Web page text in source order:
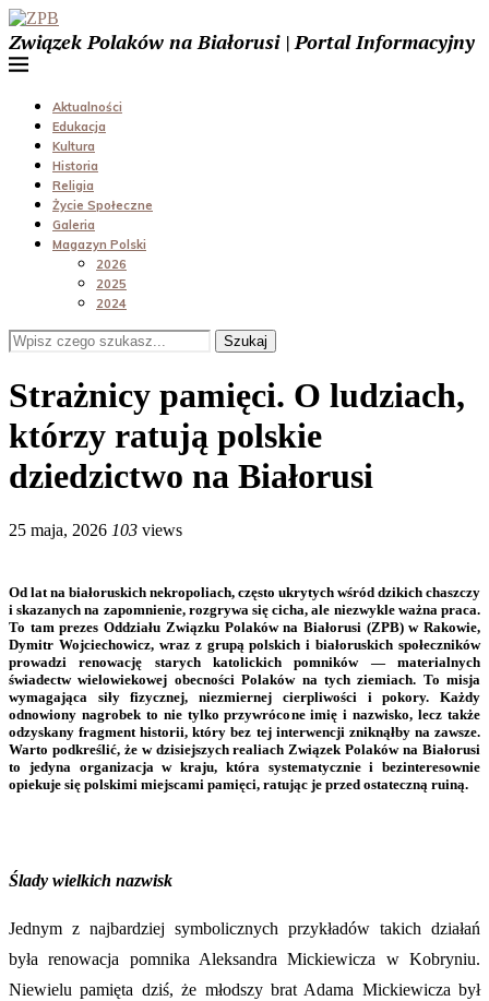
Związek Polaków na Białorusi | Portal Informacyjny
Aktualności
Edukacja
Kultura
Historia
Religia
Życie Społeczne
Galeria
Magazyn Polski
2026
2025
2024
Szukaj
Strażnicy pamięci. O ludziach,
którzy ratują polskie
dziedzictwo na Białorusi
25 maja, 2026 103 views
Od lat na białoruskich nekropoliach, często ukrytych wśród dzikich chaszczy
i skazanych na zapomnienie, rozgrywa się cicha, ale niezwykle ważna praca.
To tam prezes Oddziału Związku Polaków na Białorusi (ZPB) w Rakowie,
Dymitr Wojciechowicz, wraz z grupą polskich i białoruskich społeczników
prowadzi renowację starych katolickich pomników — materialnych
świadectw wielowiekowej obecności Polaków na tych ziemiach. To misja
wymagająca siły fizycznej, niezmiernej cierpliwości i pokory. Każdy
odnowiony nagrobek to nie tylko przywrócone imię i nazwisko, lecz także
odzyskany fragment historii, który bez tej interwencji zniknąłby na zawsze.
Warto podkreślić, że w dzisiejszych realiach Związek Polaków na Białorusi
to jedyna organizacja w kraju, która systematycznie i bezinteresownie
opiekuje się polskimi miejscami pamięci, ratując je przed ostateczną ruiną.
Ślady wielkich nazwisk
Jednym z najbardziej symbolicznych przykładów takich działań
była renowacja pomnika Aleksandra Mickiewicza w Kobryniu.
Niewielu pamięta dziś, że młodszy brat Adama Mickiewicza był